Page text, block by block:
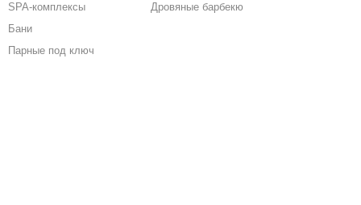
SPA-комплексы
Бани
Парные под ключ
Дровяные барбекю